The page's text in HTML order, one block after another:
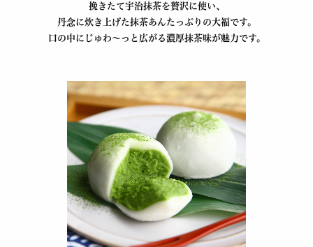
挽きたて宇治抹茶を贅沢に使い、
丹念に炊き上げた抹茶あんたっぷりの大福です。
口の中にじゅわ～っと広がる濃厚抹茶味が魅力です。